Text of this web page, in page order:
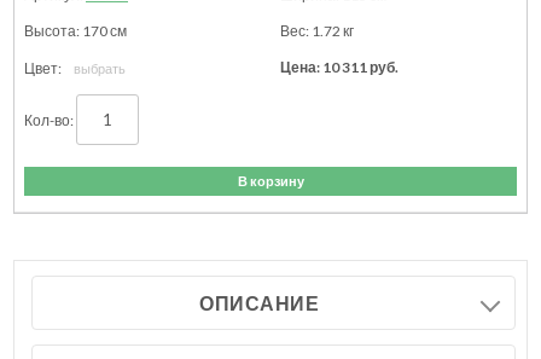
170см 1.72 кг
10 311руб.
В корзину
ОПИСАНИЕ